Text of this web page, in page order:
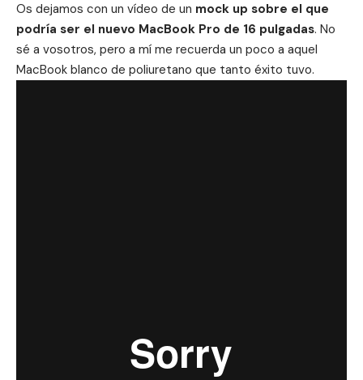
Os dejamos con un vídeo de un mock up sobre el que
podría ser el nuevo MacBook Pro de 16 pulgadas. No
sé a vosotros, pero a mí me recuerda un poco a aquel
MacBook blanco de poliuretano que tanto éxito tuvo.